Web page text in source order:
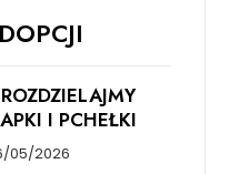
I PCHEŁKI
05/2026